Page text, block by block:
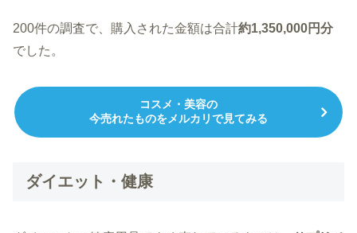
200件の調査で、購入された金額は合計約1,350,000円分
でした。
コスメ・美容の
今売れたものをメルカリで見てみる
ダイエット・健康